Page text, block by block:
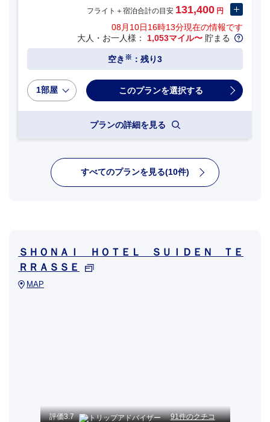
フライト＋宿泊合計の目安 131,400 円
08月10日16時13分現在の情報です
大人・お一人様： 1,053マイル〜 貯まる
空き ※ ：残り3
1部屋
プランの詳細を見る
すべてのプランを見る(10件)
ＳＨＯＮＡＩ ＨＯＴＥＬ ＳＵＩＤＥＮ ＴＥ
ＲＲＡＳＳＥ
MAP
評価3.7
91件のクチコ